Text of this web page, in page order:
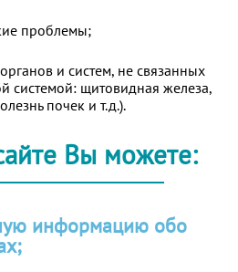
проблемы;
и систем, не связанных
системой: щитовидная железа,
почек и т.д.).
Вы можете:
информацию обо